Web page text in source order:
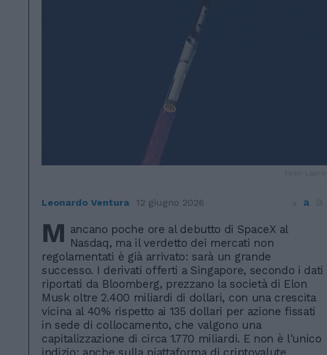
Leonardo Ventura 12 giugno 2026 a
M ancano poche ore al debutto di SpaceX al
Nasdaq, ma il verdetto dei mercati non
regolamentati è già arrivato: sarà un grande
successo. I derivati offerti a Singapore, secondo i dati
riportati da Bloomberg, prezzano la società di Elon
Musk oltre 2.400 miliardi di dollari, con una crescita
vicina al 40% rispetto ai 135 dollari per azione fissati
in sede di collocamento, che valgono una
capitalizzazione di circa 1.770 miliardi. E non è l'unico